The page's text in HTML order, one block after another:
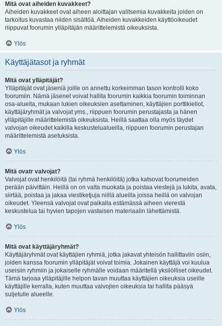
Mitä ovat aiheiden kuvakkeet?
Aiheiden kuvakkeet ovat aiheen aloittajan valitsemia kuvakkeita joiden on
tarkoitus kuvastaa niiden sisältöä. Aiheiden kuvakkeiden käyttöoikeudet
riippuvat foorumin ylläpitäjän määrittelemistä oikeuksista.
Ylös
Käyttäjätasot ja ryhmät
Mitä ovat ylläpitäjät?
Ylläpitäjät ovat jäseniä joille on annettu korkeimman tason kontrolli koko
foorumiin. Nämä jäsenet voivat hallita foorumin kaikkia foorumin toiminnan
osa-alueita, mukaan lukien oikeuksien asettaminen, käyttäjien porttikiellot,
käyttäjäryhmät ja valvojat yms., riippuen foorumin perustajasta ja hänen
ylläpitäjille määrittelemistä oikeuksista. Heillä saattaa olla myös täydet
valvojan oikeudet kaikilla keskustelualueilla, riippuen foorumin perustajan
määrittelemistä asetuksista.
Ylös
Mitä ovatr valvojat?
Valvojat ovat henkilöitä (tai ryhmä henkilöitä) jotka katsovat foorumeiden
perään päivittäin. Heillä on on valta muokata ja poistaa viestejä ja lukita, avata,
siirtää, poistaa ja jakaa viestiketjuja niillä alueilla joissa heillä on valvojan
oikeudet. Yleensä valvojat ovat paikalla estämässä aiheen vierestä
keskustelua tai hyvien tapojen vastaisen materiaalin lähettämistä.
Ylös
Mitä ovat käyttäjäryhmät?
Käyttäjäryhmät ovat käyttäjien ryhmiä, jotka jakavat yhteisön hallittaviin osiin,
joiden kanssa foorumin ylläpitäjät voivat toimia. Jokainen käyttäjä voi kuulua
useisiin ryhmiin ja jokaiselle ryhmälle voidaan määritellä yksilölliset oikeudet.
Tämä tarjoaa ylläpitäjille helpon tavan muuttaa käyttäjien oikeuksia useille
käyttäjille kerralla, kuten muuttaa valvojien oikeuksia tai hallita pääsyä
suljetulle alueelle.
Ylös